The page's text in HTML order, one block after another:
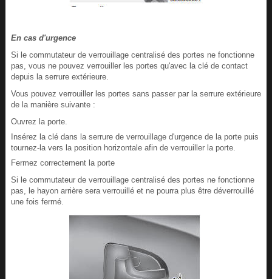
En cas d'urgence
Si le commutateur de verrouillage centralisé des portes ne fonctionne
pas, vous ne pouvez verrouiller les portes qu'avec la clé de contact
depuis la serrure extérieure.
Vous pouvez verrouiller les portes sans passer par la serrure extérieure
de la manière suivante :
Ouvrez la porte.
Insérez la clé dans la serrure de verrouillage d'urgence de la porte puis
tournez-la vers la position horizontale afin de verrouiller la porte.
Fermez correctement la porte
Si le commutateur de verrouillage centralisé des portes ne fonctionne
pas, le hayon arrière sera verrouillé et ne pourra plus être déverrouillé
une fois fermé.